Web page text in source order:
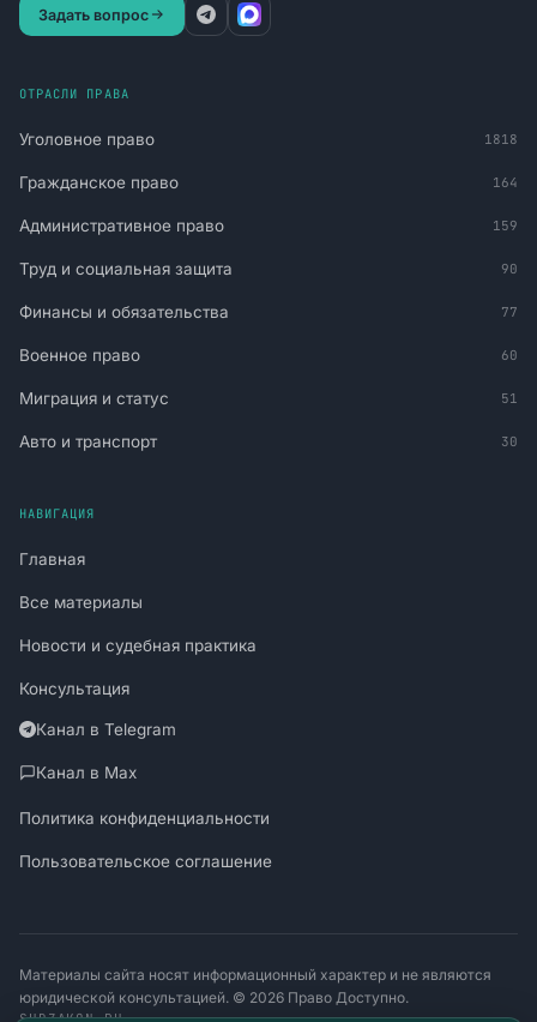
Задать вопрос
ОТРАСЛИ ПРАВА
Уголовное право 1818
Гражданское право 164
Административное право 159
Труд и социальная защита 90
Финансы и обязательства 77
Военное право 60
Миграция и статус 51
Авто и транспорт 30
НАВИГАЦИЯ
Главная
Все материалы
Новости и судебная практика
Консультация
Канал в Telegram
Канал в Max
Политика конфиденциальности
Пользовательское соглашение
Материалы сайта носят информационный характер и не являются
юридической консультацией. © 2026 Право Доступно.
SUDZAKON.RU